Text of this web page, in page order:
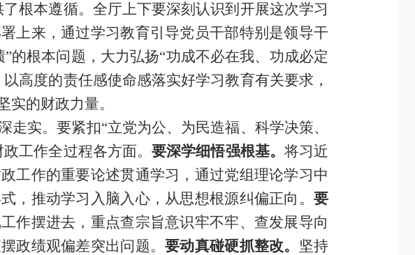
根本遵循。全厅上下要深刻认识到开展这次学习
上来，通过学习教育引导党员干部特别是领导干
的根本问题，大力弘扬“功成不必在我、功成必定
高度的责任感使命感落实好学习教育有关要求，
的财政力量。
实。要紧扣“立党为公、为民造福、科学决策、
工作全过程各方面。要深学细悟强根基。 将习近
工作的重要论述贯通学习，通过党组理论学习中
，推动学习入脑入心，从思想根源纠偏正向。 要
作摆进去，重点查宗旨意识牢不牢、查发展导向
政绩观偏差突出问题。要动真碰硬抓整改。 坚持